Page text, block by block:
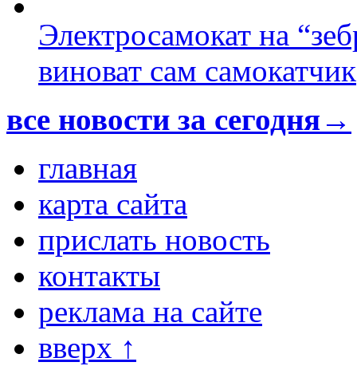
Электросамокат на
виноват сам самокатчик
все новости за сегодня→
главная
карта сайта
прислать новость
контакты
реклама на сайте
вверх ↑